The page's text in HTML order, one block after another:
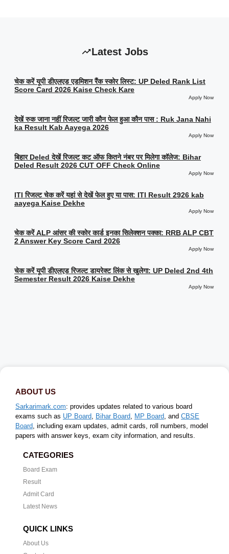
Latest Jobs
चेक करें यूपी डीएलएड एडमिशन रैंक स्कोर लिस्ट: UP Deled Rank List
Score Card 2026 Kaise Check Kare
Apply Now
देखें रुक जाना नहीं रिजल्ट जारी कौन फेल हुआ कौन पास : Ruk Jana Nahi
ka Result Kab Aayega 2026
Apply Now
बिहार Deled देखें रिजल्ट कट ऑफ कितने नंबर पर मिलेगा कॉलेज: Bihar
Deled Result 2026 CUT OFF Check Online
Apply Now
ITI रिजल्ट चेक करें यहां से देखें फेल हुए या पास: ITI Result 2926 kab
aayega Kaise Dekhe
Apply Now
चेक करें ALP आंसर की स्कोर कार्ड इनका सिलेक्शन पक्का: RRB ALP CBT
2 Answer Key Score Card 2026
Apply Now
चेक करें यूपी डीएलएड रिजल्ट डायरेक्ट लिंक से खुलेगा: UP Deled 2nd 4th
Semester Result 2026 Kaise Dekhe
Apply Now
ABOUT US
Sarkarimark.com: provides updates related to various board
exams such as UP Board Bihar Board MP Board , and CBSE
Board , including exam updates, admit cards, roll numbers, model
papers with answer keys, exam city information, and results.
CATEGORIES
Board Exam
Result
Admit Card
Latest News
QUICK LINKS
About Us